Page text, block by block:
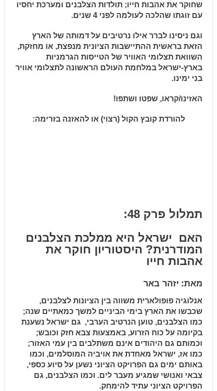
שחוקר את אהבות חייו; תולדות הצלבנים ומערכת יחסיו
עם זוגתו שהלכה לעולמה לפני 4 שנים.
וגם ניסינו לברר אילו נרטיבים על דמותה של הארץ
הזאת בראשית ההתיישבות הציונית מנפצת, או מחזקת,
השוואת תצלומי האוויר של הטייסות הגרמניות
בארץ-ישראל במלחמת העולם הראשונה לתצלומי אוויר
בני ימינו.
האזינו/קראו, שפטו ושתפו!
להורדת קובץ הקול (רצוי) או להאזנה בזרימה:
תמלול פרק 48:
האם
ישראל היא ממלכת הצלבנים
המודרנית? היסטוריון חוקר את
אהבות חייו
מאת: יזהר באר
אנלוגיה פופולארית משווה בין הציונות לצלבנים,
שכבשו את הארץ בימי הביניים למשך כמאתיים שנה;
כמו הצלבנים, טוען הנרטיב הערבי, גם ישראל נשענת
בקיומה על כוח הזרוע, באמצעות צבא חזק וכובש;
וכמותם גם היהודים אינם משתלבים בין עמי האזור;
כמו אז, ישראל מאחדת את אויביה המוסלמים, וכמו
באותם ימים גם הפרויקט הציוני נשען על סיוע כספי,
צבאי ואנושי שמגיע מעבר לים. וכמו הצלבנים, גם
הפרויקט הציוני עתיד להימחק.